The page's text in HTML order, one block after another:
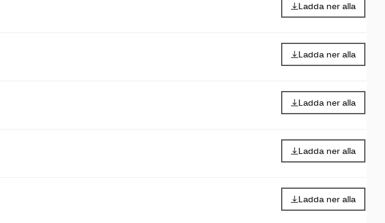
Ladda ner alla
Ladda ner alla
Ladda ner alla
Ladda ner alla
Ladda ner alla